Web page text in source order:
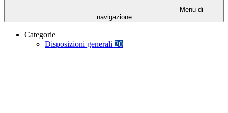
Menu di
navigazione
Categorie
Disposizioni generali 20